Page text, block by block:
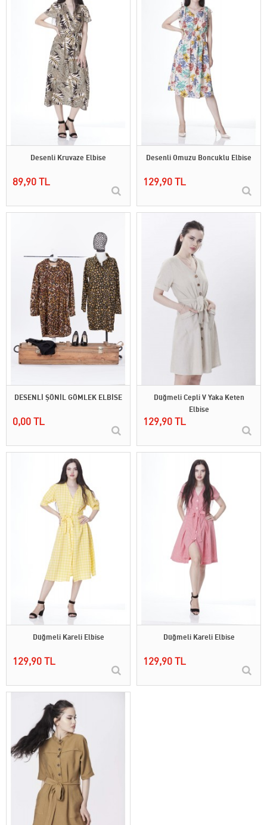
Desenli Kruvaze Elbise
89,90 TL
Desenli Omuzu Boncuklu Elbise
129,90 TL
DESENLİ ŞÖNİL GÖMLEK ELBİSE
0,00 TL
Düğmeli Cepli V Yaka Keten
Elbise
129,90 TL
Düğmeli Kareli Elbise
129,90 TL
Düğmeli Kareli Elbise
129,90 TL